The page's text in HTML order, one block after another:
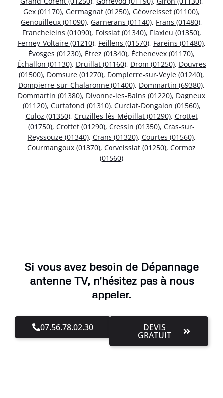
Gex (01170), Germagnat (01250), Géovreisset (01100),
Genouilleux (01090), Garnerans (01140), Frans (01480),
Francheleins (01090), Foissiat (01340), Flaxieu (01350),
Ferney-Voltaire (01210), Feillens (01570), Fareins (01480),
Évosges (01230), Étrez (01340), Échenevex (01170),
Échallon (01130), Druillat (01160), Drom (01250), Douvres
(01500), Domsure (01270), Dompierre-sur-Veyle (01240),
Dompierre-sur-Chalaronne (01400), Dommartin (69380),
Dommartin (01380), Divonne-les-Bains (01220), Dagneux
(01120), Curtafond (01310), Curciat-Dongalon (01560),
Culoz (01350), Cruzilles-lès-Mépillat (01290), Crottet
(01750), Crottet (01290), Cressin (01350), Cras-sur-
Reyssouze (01340), Crans (01320), Courtes (01560),
Courmangoux (01370), Corveissiat (01250), Cormoz
(01560)
Si vous avez besoin de Dépannage
antenne TV, n'hésitez pas à nous
appeler.
07.56.78.02.30 DEVIS
GRATUIT